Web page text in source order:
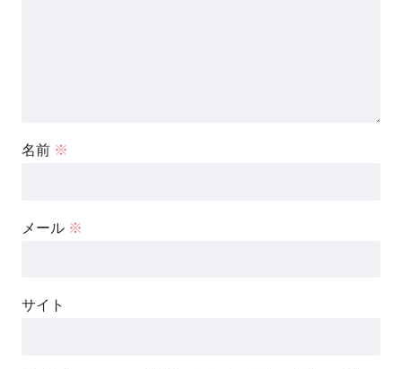
名前 ※
メール ※
サイト